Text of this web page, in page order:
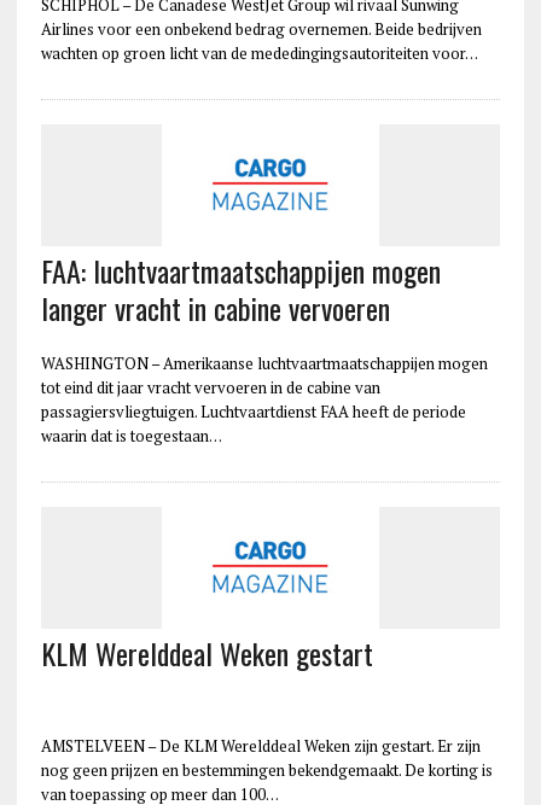
SCHIPHOL – De Canadese WestJet Group wil rivaal Sunwing
Airlines voor een onbekend bedrag overnemen. Beide bedrijven
wachten op groen licht van de mededingingsautoriteiten voor…
FAA: luchtvaartmaatschappijen mogen
langer vracht in cabine vervoeren
WASHINGTON – Amerikaanse luchtvaartmaatschappijen mogen
tot eind dit jaar vracht vervoeren in de cabine van
passagiersvliegtuigen. Luchtvaartdienst FAA heeft de periode
waarin dat is toegestaan…
KLM Werelddeal Weken gestart
AMSTELVEEN – De KLM Werelddeal Weken zijn gestart. Er zijn
nog geen prijzen en bestemmingen bekendgemaakt. De korting is
van toepassing op meer dan 100…